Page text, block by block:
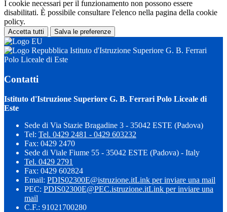
I cookie necessari per il funzionamento non possono essere
disabilitati. È possibile consultare l'elenco nella pagina della cookie
policy.
Accetta tutti Salva le preferenze
Istituto d'Istruzione Superiore G. B. Ferrari
Polo Liceale di Este
Contatti
Istituto d'Istruzione Superiore G. B. Ferrari Polo Liceale di
Este
Sede di Via Stazie Bragadine 3 - 35042 ESTE (Padova)
Tel: Tel. 0429 2481 - 0429 603232
Fax: 0429 2470
Sede di Viale Fiume 55 - 35042 ESTE (Padova) - Italy
Tel. 0429 2791
Fax: 0429 602824
Email: PDIS02300E@istruzione.itLink per inviare una mail
PEC: PDIS02300E@PEC.istruzione.itLink per inviare una
mail
C.F.: 91021700280